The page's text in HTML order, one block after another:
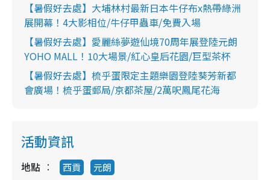
【暑假好去處】大埔林村最新日本牛仔布x熱帶綠洲
展開幕！4大影相位/牛仔甲蟲車/免費入場
【暑假好去處】愛麗絲夢遊仙境70周年展登陸元朗
YOHO MALL！10大場景/紅心皇后花園/巨型茶杯
【暑假好去處】梳乎蛋限定主題樂園登陸葵芳新都
會廣場！梳乎蛋郵局/京都茶屋/2萬呎鳳尾花海
活動資訊
地點 西貢 元朗